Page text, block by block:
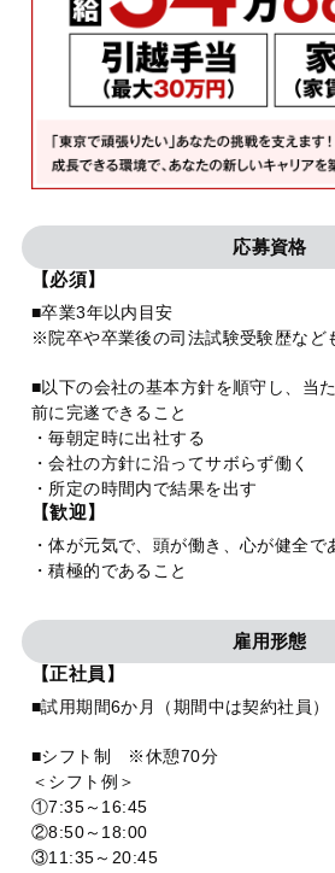
応募資格
【必須】
■卒業3年以内目安
※院卒や卒業後の司法試験受験歴など
■以下の会社の基本方針を順守し、当
前に完遂できること
・毎朝定時に出社する
・会社の方針に沿ってサボらず働く
・所定の時間内で結果を出す
【歓迎】
・体が元気で、頭が働き、心が健全で
・積極的であること
雇用形態
【正社員】
■試用期間6か月（期間中は契約社員）
■シフト制 ※休憩70分
＜シフト例＞
①7:35～16:45
②8:50～18:00
③11:35～20:45